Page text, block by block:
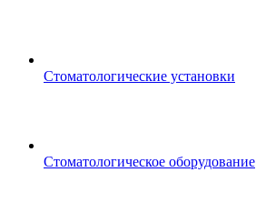
Стоматологические установки
Стоматологическое оборудование